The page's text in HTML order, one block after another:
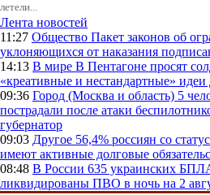
летели...
Лента новостей
11:27 Общество Пакет законов об
уклоняющихся от наказания
14:13 В мире В Пентагоне просят
«креативные и нестандартные» идеи
09:36 Город (Москва и область) 5
пострадали после атаки
губернатор
09:03 Другое 56,4% россиян со
имеют активные долговые
08:48 В России 635 украинских
ликвидированы ПВО в ночь на 2